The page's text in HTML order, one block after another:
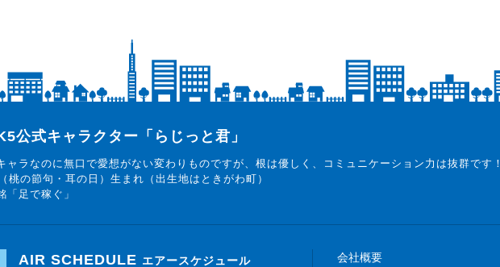
公式キャラクター「らじっと君」
ャラなのに無口で愛想がない変わりものですが、根は優しく、コミュニケーション力は抜群です！
桃の節句・耳の日）生まれ（出生地はときがわ町）
「足で稼ぐ」
AIR SCHEDULE エアースケジュール 会社概要